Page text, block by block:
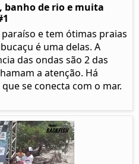
banho de rio e muita
e tem ótimas praias
é uma delas. A
das ondas são 2 das
a atenção. Há
se conecta com o mar.